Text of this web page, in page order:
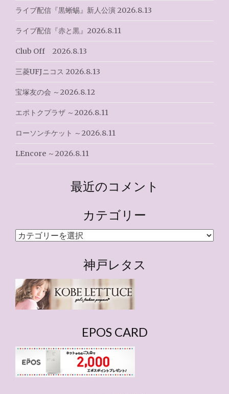
ン
ライブ配信『黒蜥蜴』新人公演 2026.8.13
ライブ配信『赤と黒』2026.8.11
Club Off 2026.8.13
三菱UFJニコス 2026.8.13
宝塚友の会 ～2026.8.12
エポトクプラザ ～2026.8.11
ローソンチケット ～2026.8.11
LEncore ～2026.8.11
最近のコメント
カテゴリー
カ
ー
神戸レタス
EPOS CARD